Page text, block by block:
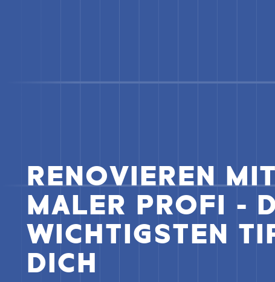
RENOVIEREN
MALER PROFI -
WICHTIGSTEN
DICH